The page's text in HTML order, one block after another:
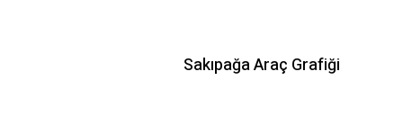
Sakıpağa Araç Grafiği